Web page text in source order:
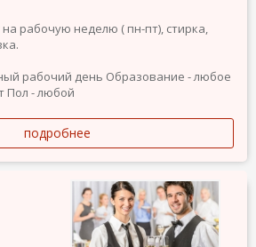
рабочую неделю ( пн-пт), стирка,
рабочий день Образование - любое
Пол - любой
подробнее